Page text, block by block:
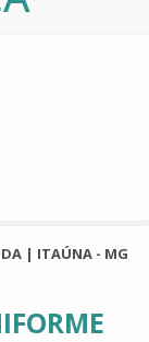
| ITAÚNA - MG